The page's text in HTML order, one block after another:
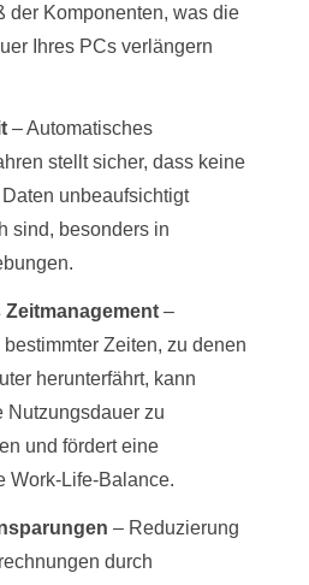
der Komponenten, was die
Ihres PCs verlängern
– Automatisches
stellt sicher, dass keine
unbeaufsichtigt
sind, besonders in
Zeitmanagement –
bestimmter Zeiten, zu denen
herunterfährt, kann
Nutzungsdauer zu
und fördert eine
Work-Life-Balance.
– Reduzierung
durch